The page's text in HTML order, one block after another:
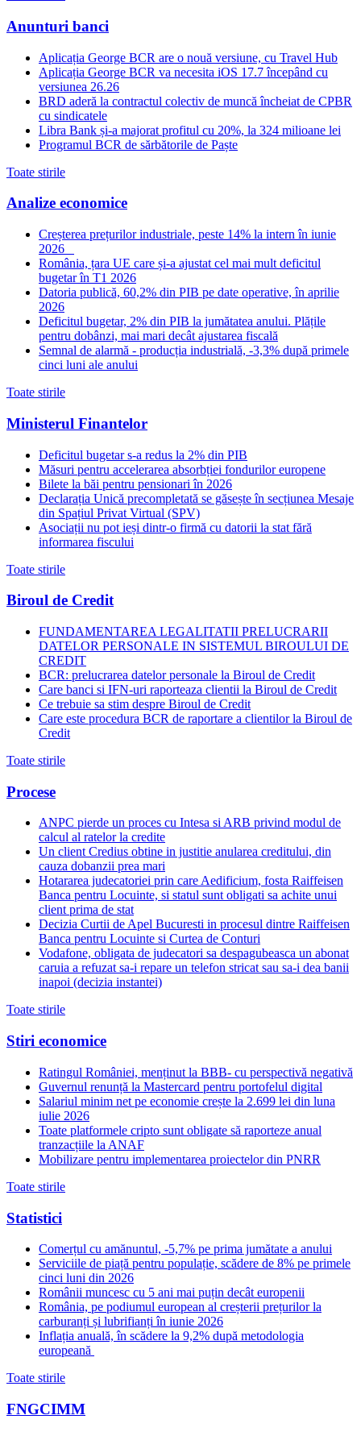
Anunturi banci
Aplicația George BCR are o nouă versiune, cu Travel Hub
Aplicația George BCR va necesita iOS 17.7 începând cu
versiunea 26.26
BRD aderă la contractul colectiv de muncă încheiat de CPBR
cu sindicatele
Libra Bank și-a majorat profitul cu 20%, la 324 milioane lei
Programul BCR de sărbătorile de Paște
Toate stirile
Analize economice
Creșterea prețurilor industriale, peste 14% la intern în iunie
2026
România, țara UE care și-a ajustat cel mai mult deficitul
bugetar în T1 2026
Datoria publică, 60,2% din PIB pe date operative, în aprilie
2026
Deficitul bugetar, 2% din PIB la jumătatea anului. Plățile
pentru dobânzi, mai mari decât ajustarea fiscală
Semnal de alarmă - producția industrială, -3,3% după primele
cinci luni ale anului
Toate stirile
Ministerul Finantelor
Deficitul bugetar s-a redus la 2% din PIB
Măsuri pentru accelerarea absorbției fondurilor europene
Bilete la băi pentru pensionari în 2026
Declarația Unică precompletată se găsește în secțiunea Mesaje
din Spațiul Privat Virtual (SPV)
Asociații nu pot ieși dintr-o firmă cu datorii la stat fără
informarea fiscului
Toate stirile
Biroul de Credit
FUNDAMENTAREA LEGALITATII PRELUCRARII
DATELOR PERSONALE IN SISTEMUL BIROULUI DE
CREDIT
BCR: prelucrarea datelor personale la Biroul de Credit
Care banci si IFN-uri raporteaza clientii la Biroul de Credit
Ce trebuie sa stim despre Biroul de Credit
Care este procedura BCR de raportare a clientilor la Biroul de
Credit
Toate stirile
Procese
ANPC pierde un proces cu Intesa si ARB privind modul de
calcul al ratelor la credite
Un client Credius obtine in justitie anularea creditului, din
cauza dobanzii prea mari
Hotararea judecatoriei prin care Aedificium, fosta Raiffeisen
Banca pentru Locuinte, si statul sunt obligati sa achite unui
client prima de stat
Decizia Curtii de Apel Bucuresti in procesul dintre Raiffeisen
Banca pentru Locuinte si Curtea de Conturi
Vodafone, obligata de judecatori sa despagubeasca un abonat
caruia a refuzat sa-i repare un telefon stricat sau sa-i dea banii
inapoi (decizia instantei)
Toate stirile
Stiri economice
Ratingul României, menținut la BBB- cu perspectivă negativă
Guvernul renunță la Mastercard pentru portofelul digital
Salariul minim net pe economie crește la 2.699 lei din luna
iulie 2026
Toate platformele cripto sunt obligate să raporteze anual
tranzacțiile la ANAF
Mobilizare pentru implementarea proiectelor din PNRR
Toate stirile
Statistici
Comerțul cu amănuntul, -5,7% pe prima jumătate a anului
Serviciile de piață pentru populație, scădere de 8% pe primele
cinci luni din 2026
Românii muncesc cu 5 ani mai puțin decât europenii
România, pe podiumul european al creșterii prețurilor la
carburanți și lubrifianți în iunie 2026
Inflația anuală, în scădere la 9,2% după metodologia
europeană
Toate stirile
FNGCIMM